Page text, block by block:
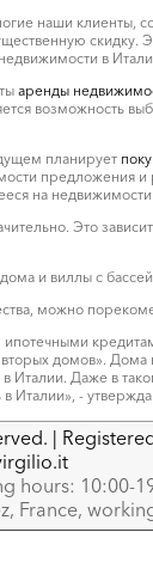
наши клиенты,
в
аренды
возможность
планирует
предложения
на
Это
и виллы с
можно
домов».
Италии. Даже в
Италии», -
|
hours: 10:00-
France,